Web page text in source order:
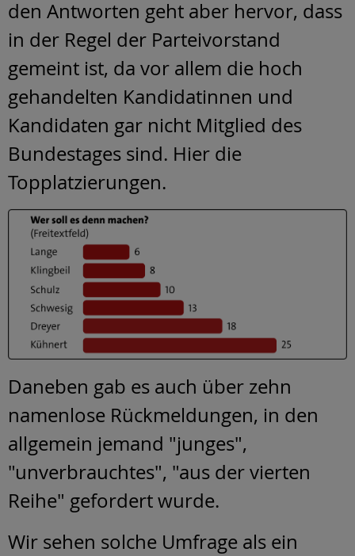
den Antworten geht aber hervor, dass
in der Regel der Parteivorstand
gemeint ist, da vor allem die hoch
gehandelten Kandidatinnen und
Kandidaten gar nicht Mitglied des
Bundestages sind. Hier die
Topplatzierungen.
Daneben gab es auch über zehn
namenlose Rückmeldungen, in den
allgemein jemand "junges",
"unverbrauchtes", "aus der vierten
Reihe" gefordert wurde.
Wir sehen solche Umfrage als ein